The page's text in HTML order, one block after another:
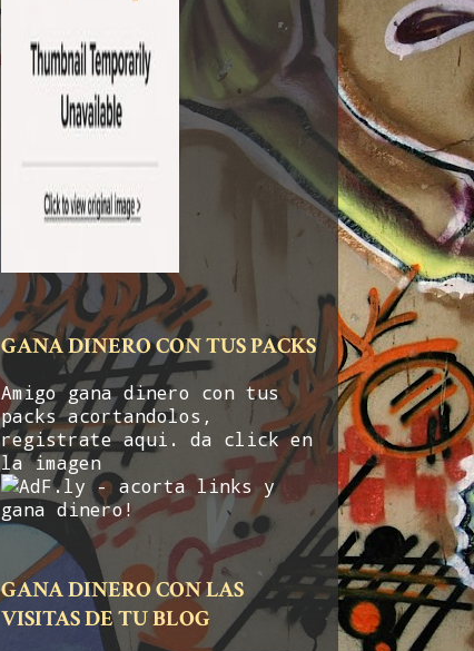
GANA DINERO CON TUS PACKS
Amigo gana dinero con tus
packs acortandolos,
registrate aqui. da click en
la imagen
GANA DINERO CON LAS
VISITAS DE TU BLOG